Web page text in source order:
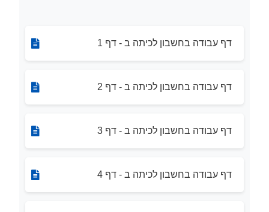
דף עבודה בחשבון לכיתה ב - דף 1
דף עבודה בחשבון לכיתה ב - דף 2
דף עבודה בחשבון לכיתה ב - דף 3
דף עבודה בחשבון לכיתה ב - דף 4